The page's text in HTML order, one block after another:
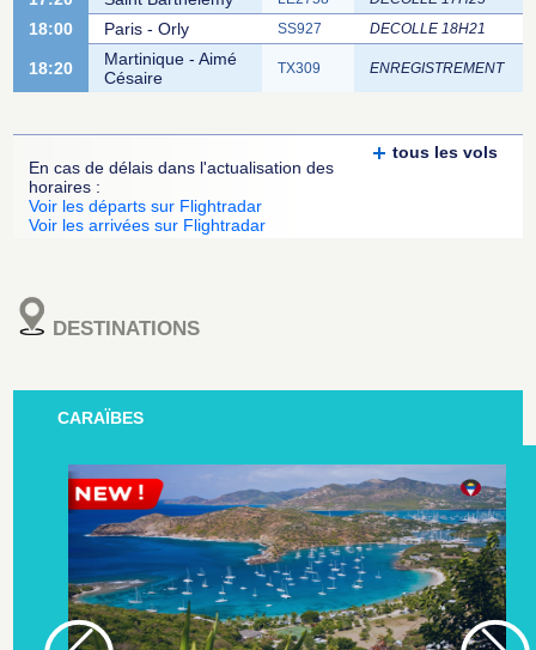
18:00 Paris - Orly SS927 DECOLLE 18H21
18:20
Martinique - Aimé
Césaire
TX309 ENREGISTREMENT
tous les vols
En cas de délais dans l'actualisation des
horaires :
Voir les départs sur Flightradar
Voir les arrivées sur Flightradar
DESTINATIONS
CARAÏBES